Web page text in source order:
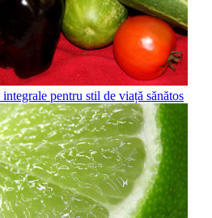
pentru stil de viață sănătos